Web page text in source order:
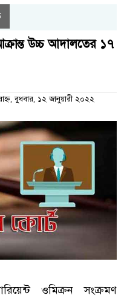
উচ্চ আদালতের ১৭
বুধবার, ১২ জানুয়ারী ২০২২
ওমিক্রন সংক্রমণ